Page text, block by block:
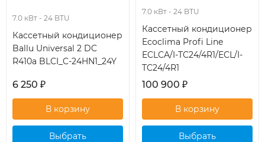
7.0 кВт - 24 BTU
Кассетный кондиционер
Ballu Universal 2 DC
R410a BLCI_C-24HN1_24Y
6 250 ₽
Выбрать
7.0 кВт - 24 BTU
Кассетный кондиционер
Ecoclima Profi Line
ECLCA/I-TC24/4R1/ECL/I-
TC24/4R1
100 900 ₽
Выбрать